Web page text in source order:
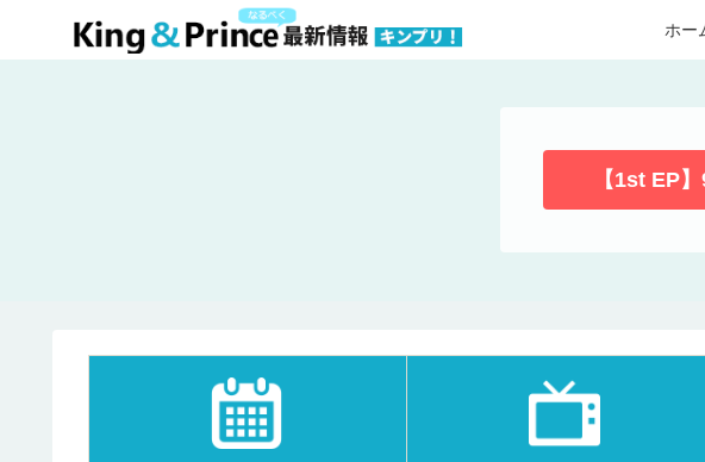
ホー
【1st EP